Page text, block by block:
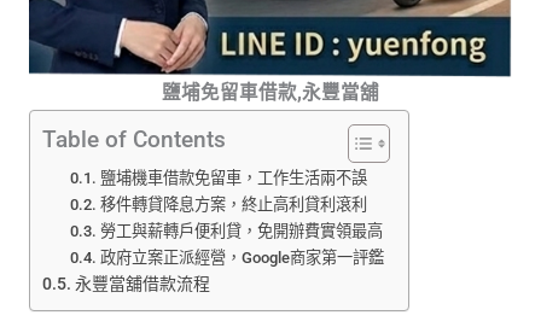
鹽埔免留車借款,永豐當舖
Table of Contents
鹽埔機車借款免留車，工作生活兩不誤
移件轉貸降息方案，終止高利貸利滾利
勞工與薪轉戶便利貸，免開辦費實領最高
政府立案正派經營，Google商家第一評鑑
永豐當舖借款流程